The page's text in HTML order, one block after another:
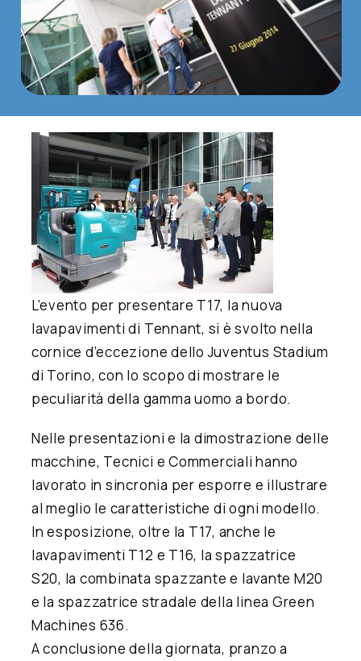
L’evento per presentare T17, la nuova
lavapavimenti di Tennant, si è svolto nella
cornice d’eccezione dello Juventus Stadium
di Torino, con lo scopo di mostrare le
peculiarità della gamma uomo a bordo.
Nelle presentazioni e la dimostrazione delle
macchine, Tecnici e Commerciali hanno
lavorato in sincronia per esporre e illustrare
al meglio le caratteristiche di ogni modello.
In esposizione, oltre la T17, anche le
lavapavimenti T12 e T16, laspazzatrice
S20, la combinata spazzante e lavante M20
e la spazzatrice stradale della linea Green
Machines 636.
A conclusione della giornata, pranzo a